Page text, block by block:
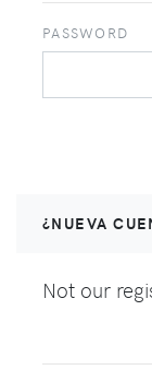
PASSWORD
¿NUEVA
Not our